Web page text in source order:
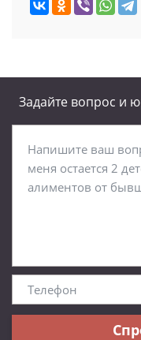
Задайте вопрос и